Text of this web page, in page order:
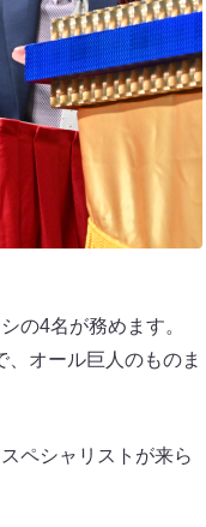
の4名が務めます。
オール巨人のものま
ペシャリストが来ら